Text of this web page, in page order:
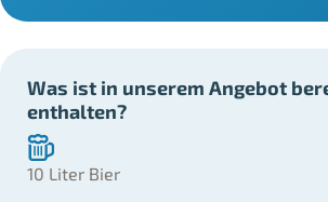
Was ist in unserem Angebot
enthalten?
10 Liter Bier